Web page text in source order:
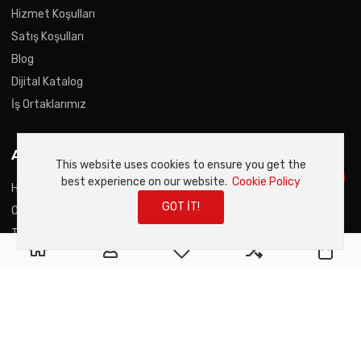
My Wishlist
Hizmet Koşulları
Satış Koşulları
Blog
Dijital Katalog
İş Ortaklarımız
ANA MENU
Hakkımızda
Online Mağaza
Teklif Talebi
İletişim
This website uses cookies to ensure you get the
best experience on our website. Cookie Policy
GOT IT!